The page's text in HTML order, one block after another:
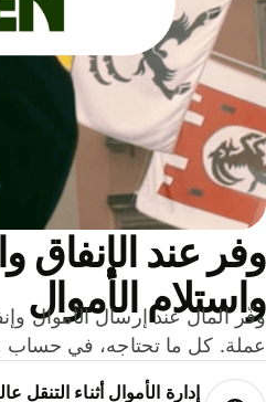
عند الإنفاق
الأموال
كل ما تحتاجه، في حساب
إدارة الأموال أثناء التنقل